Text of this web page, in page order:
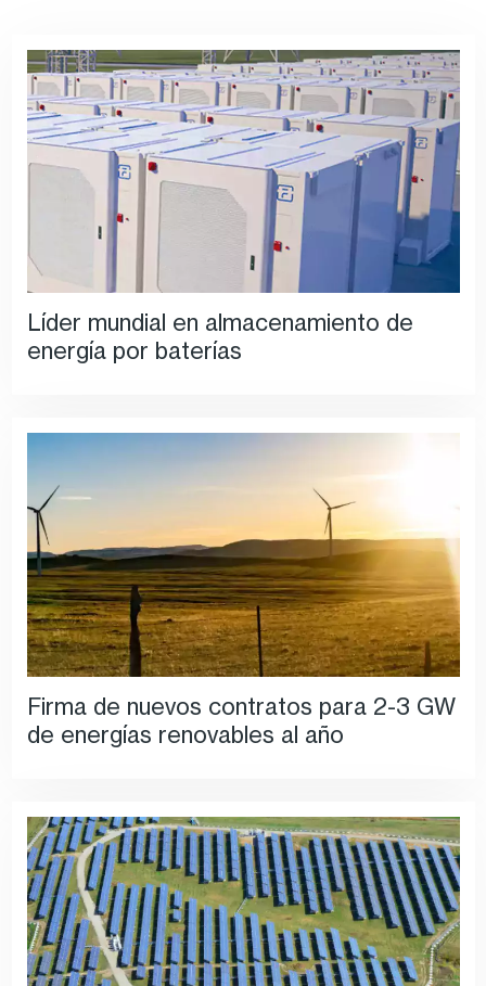
Líder mundial en almacenamiento de
energía por baterías
Firma de nuevos contratos para 2-3 GW
de energías renovables al año